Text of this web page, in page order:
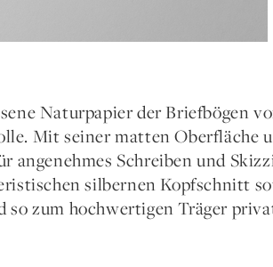
Naturpapier der Briefbögen
Mit seiner matten Oberfläche
angenehmes Schreiben und
silbernen Kopfschnitt
so zum hochwertigen Träger